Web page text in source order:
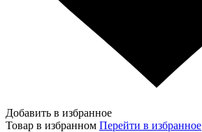
Добавить в избранное
Товар в избранном Перейти в избранное